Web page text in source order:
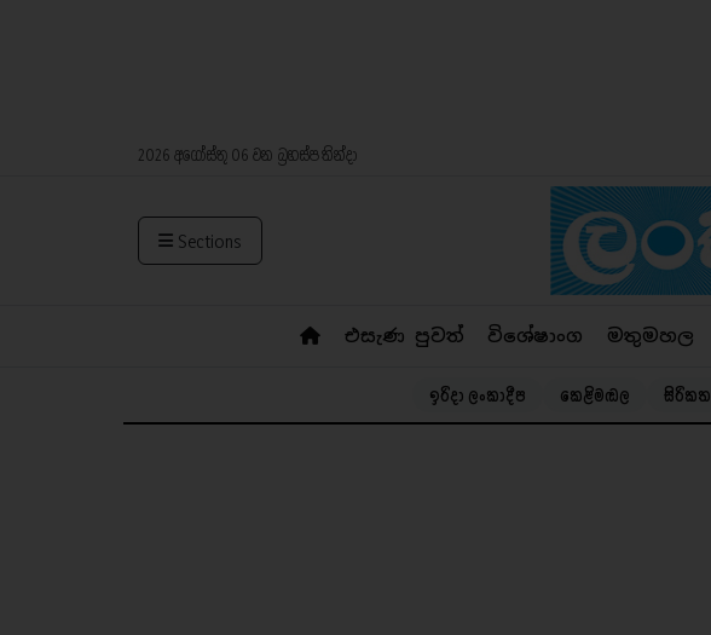
2026 අගෝස්තු 06 වන බ්‍රහස්පතින්දා
Sections
එසැණ පුවත් විශේෂාංග මතුමහල
ඉරිදා ලංකාදීප කෙළිමඬල සිරිකත